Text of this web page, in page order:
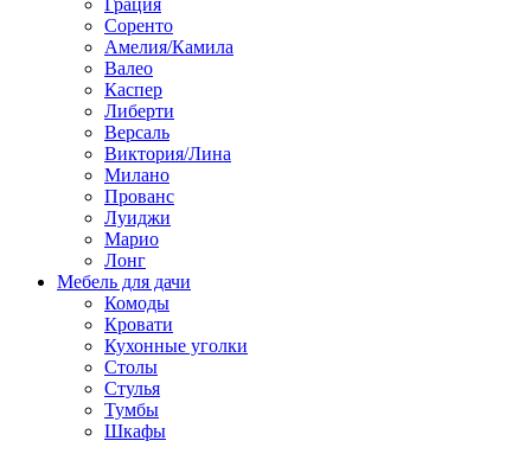
Грация
Соренто
Амелия/Камила
Валео
Каспер
Либерти
Версаль
Виктория/Лина
Милано
Прованс
Луиджи
Марио
Лонг
Мебель для дачи
Комоды
Кровати
Кухонные уголки
Столы
Стулья
Тумбы
Шкафы